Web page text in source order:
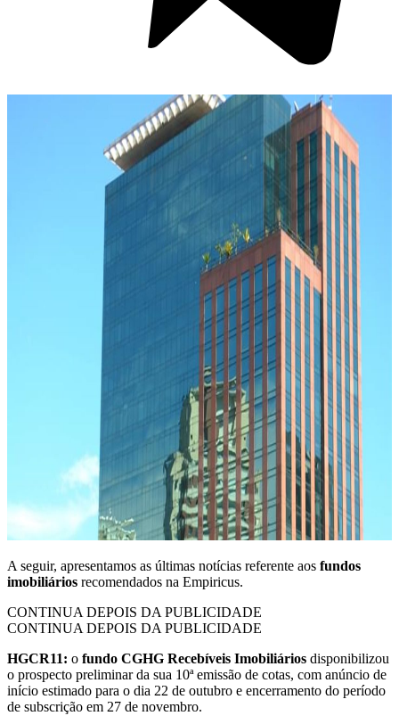
A seguir, apresentamos as últimas notícias referente aos fundos
imobiliários recomendados na Empiricus.
CONTINUA DEPOIS DA PUBLICIDADE
CONTINUA DEPOIS DA PUBLICIDADE
HGCR11: o fundo CGHG Recebíveis Imobiliários disponibilizou
o prospecto preliminar da sua 10ª emissão de cotas, com anúncio de
início estimado para o dia 22 de outubro e encerramento do período
de subscrição em 27 de novembro.